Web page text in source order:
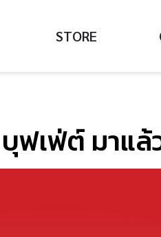
STORE
ฟเฟ่ต์ มาแล้